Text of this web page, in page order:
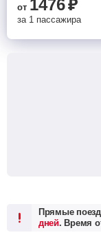
от 1476₽
за 1 пассажира
Прямые
дней. Время